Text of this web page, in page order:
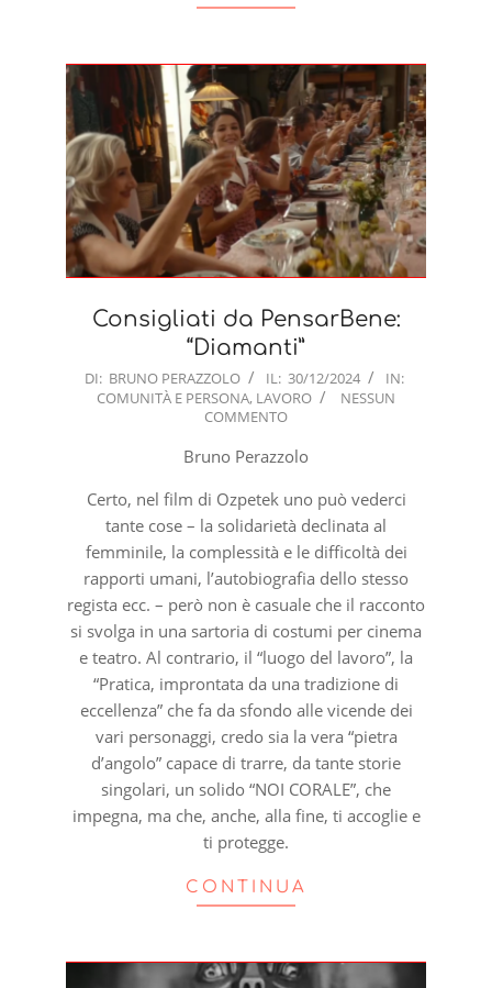
Consigliati da PensarBene:
“Diamanti”
2024-
DI: BRUNO PERAZZOLO IL: 30/12/2024
IN:
COMUNITÀ E PERSONA, LAVORO
NESSUN
COMMENTO
Bruno Perazzolo
Certo, nel film di Ozpetek uno può vederci
tante cose – la solidarietà declinata al
femminile, la complessità e le difficoltà dei
rapporti umani, l’autobiografia dello stesso
regista ecc. – però non è casuale che il racconto
si svolga in una sartoria di costumi per cinema
e teatro. Al contrario, il “luogo del lavoro”, la
“Pratica, improntata da una tradizione di
eccellenza” che fa da sfondo alle vicende dei
vari personaggi, credo sia la vera “pietra
d’angolo” capace di trarre, da tante storie
singolari, un solido “NOI CORALE”, che
impegna, ma che, anche, alla fine, ti accoglie e
ti protegge.
CONTINUA